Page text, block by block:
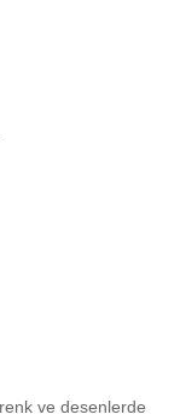
ve desenlerde